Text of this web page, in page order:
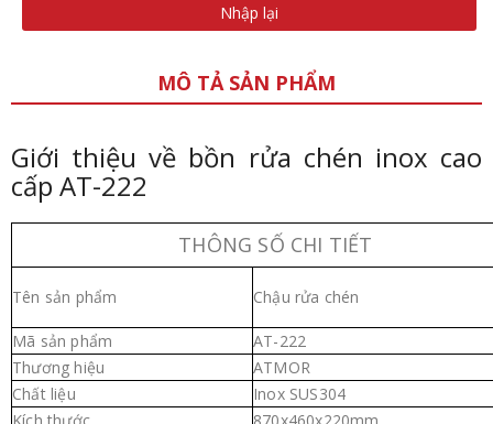
Nhập lại
MÔ TẢ SẢN PHẨM
Giới thiệu về bồn rửa chén inox cao
cấp AT-222
THÔNG SỐ CHI TIẾT
Tên sản phẩm Chậu rửa chén
Mã sản phẩm
AT-222
Thương hiệu
ATMOR
Chất liệu
Inox SUS304
Kích thước
870x460x220mm